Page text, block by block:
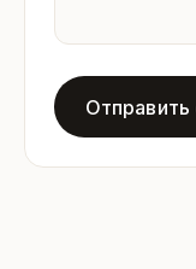
Отправить